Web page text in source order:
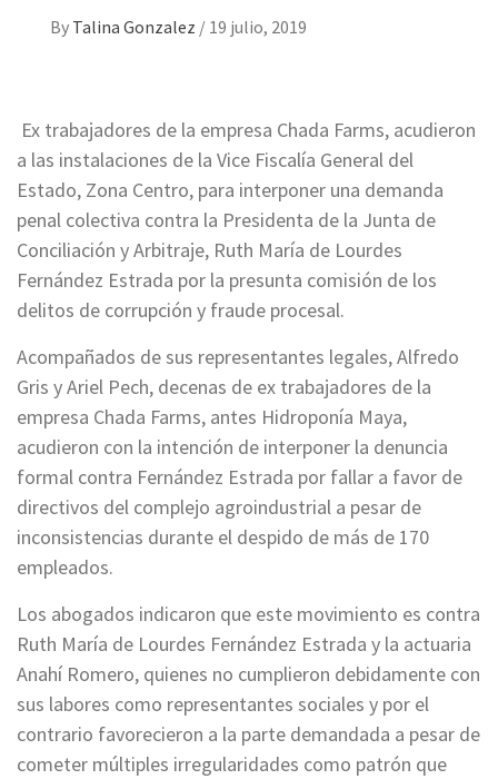
By Talina Gonzalez / 19 julio, 2019
Ex trabajadores de la empresa Chada Farms, acudieron
a las instalaciones de la Vice Fiscalía General del
Estado, Zona Centro, para interponer una demanda
penal colectiva contra la Presidenta de la Junta de
Conciliación y Arbitraje, Ruth María de Lourdes
Fernández Estrada por la presunta comisión de los
delitos de corrupción y fraude procesal.
Acompañados de sus representantes legales, Alfredo
Gris y Ariel Pech, decenas de ex trabajadores de la
empresa Chada Farms, antes Hidroponía Maya,
acudieron con la intención de interponer la denuncia
formal contra Fernández Estrada por fallar a favor de
directivos del complejo agroindustrial a pesar de
inconsistencias durante el despido de más de 170
empleados.
Los abogados indicaron que este movimiento es contra
Ruth María de Lourdes Fernández Estrada y la actuaria
Anahí Romero, quienes no cumplieron debidamente con
sus labores como representantes sociales y por el
contrario favorecieron a la parte demandada a pesar de
cometer múltiples irregularidades como patrón que